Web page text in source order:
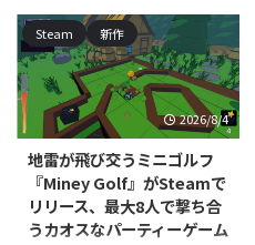
いう段階です。 本作はレトロな
ゲームセンターを一から築き上げ
ていく経営シミュレーショ ...
リッシングを手がける、
PC（Steam）向け一人称心理ホ
ラー脱出アドベンチャー
『Seventh Mansion: The First
Escape』が2026年7月29日に発
売されました。価格は395円で
す。 本作は、不気味な屋敷に閉
じ込められた主人公が脱出方法を
探る、一人称視点の脱出ホラーゲ
ームです。プレイヤーはパズルを
解きながら屋敷を探索し、徘徊す
Steam 新作
2026/8/4
地雷が飛び交うミニゴルフ
『Miney Golf』がSteamで
リリース、最大8人で撃ち合
うカオスなパーティーゲーム